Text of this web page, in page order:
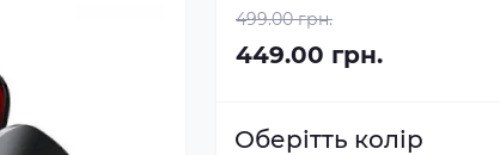
499.00 грн.
449.00 грн.
Оберітть колір